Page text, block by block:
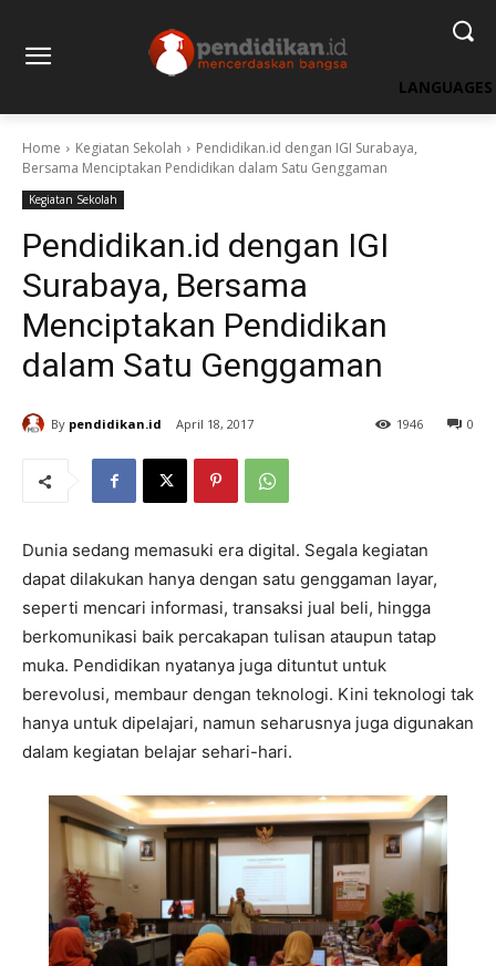
LANGUAGES
Home Kegiatan Sekolah
Pendidikan.id dengan IGI Surabaya,
Bersama Menciptakan Pendidikan dalam Satu Genggaman
Kegiatan Sekolah
Pendidikan.id dengan IGI
Surabaya, Bersama
Menciptakan Pendidikan
dalam Satu Genggaman
By pendidikan.id April 18, 2017 0
1946
Dunia sedang memasuki era digital. Segala kegiatan
dapat dilakukan hanya dengan satu genggaman layar,
seperti mencari informasi, transaksi jual beli, hingga
berkomunikasi baik percakapan tulisan ataupun tatap
muka. Pendidikan nyatanya juga dituntut untuk
berevolusi, membaur dengan teknologi. Kini teknologi tak
hanya untuk dipelajari, namun seharusnya juga digunakan
dalam kegiatan belajar sehari-hari.